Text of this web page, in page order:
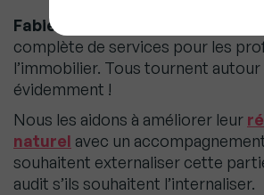
Fabien Alexandre
: Nous
complète de services pour les
l’immobilier. Tous tournent autour
évidemment !
Nous les aidons à améliorer leur
naturel avec un
souhaitent externaliser cette
audit s’ils souhaitent l’internaliser.